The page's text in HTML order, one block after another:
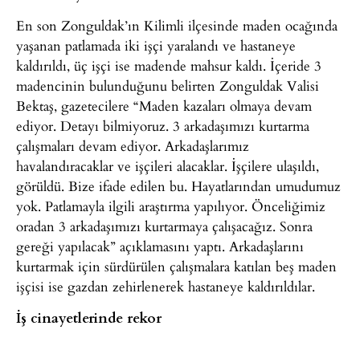
En son Zonguldak’ın Kilimli ilçesinde maden ocağında
yaşanan patlamada iki işçi yaralandı ve hastaneye
kaldırıldı, üç işçi ise madende mahsur kaldı. İçeride 3
madencinin bulunduğunu belirten Zonguldak Valisi
Bektaş, gazetecilere “Maden kazaları olmaya devam
ediyor. Detayı bilmiyoruz. 3 arkadaşımızı kurtarma
çalışmaları devam ediyor. Arkadaşlarımız
havalandıracaklar ve işçileri alacaklar. İşçilere ulaşıldı,
görüldü. Bize ifade edilen bu. Hayatlarından umudumuz
yok. Patlamayla ilgili araştırma yapılıyor. Önceliğimiz
oradan 3 arkadaşımızı kurtarmaya çalışacağız. Sonra
gereği yapılacak” açıklamasını yaptı. Arkadaşlarını
kurtarmak için sürdürülen çalışmalara katılan beş maden
işçisi ise gazdan zehirlenerek hastaneye kaldırıldılar.
İş cinayetlerinde rekor